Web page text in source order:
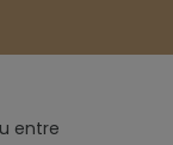
entre